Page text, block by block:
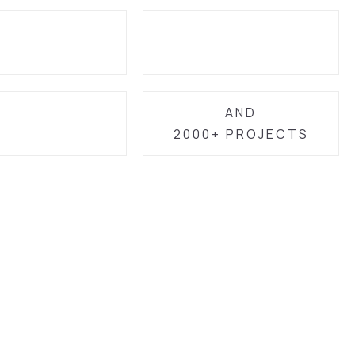
AND
2000+ PROJECTS